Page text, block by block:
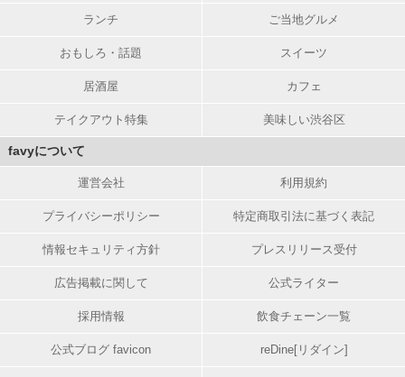
ランチ ご当地グルメ
おもしろ・話題 スイーツ
居酒屋 カフェ
テイクアウト特集 美味しい渋谷区
favyについて
運営会社 利用規約
プライバシーポリシー 特定商取引法に基づく表記
情報セキュリティ方針 プレスリリース受付
広告掲載に関して 公式ライター
採用情報 飲食チェーン一覧
公式ブログ favicon reDine[リダイン]